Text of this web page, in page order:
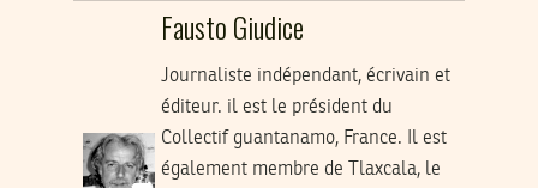
Fausto Giudice
Journaliste indépendant, écrivain et
éditeur. il est le président du
Collectif guantanamo, France. Il est
également membre de Tlaxcala, le